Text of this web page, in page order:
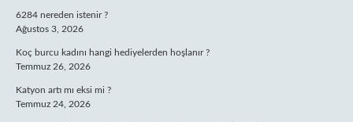
6284 nereden istenir ?
Ağustos 3, 2026
Koç burcu kadını hangi hediyelerden hoşlanır ?
Temmuz 26, 2026
Katyon artı mı eksi mi ?
Temmuz 24, 2026